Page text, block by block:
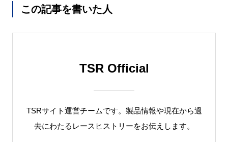
この記事を書いた人
TSR Official
TSRサイト運営チームです。製品情報や現在から過
去にわたるレースヒストリーをお伝えします。